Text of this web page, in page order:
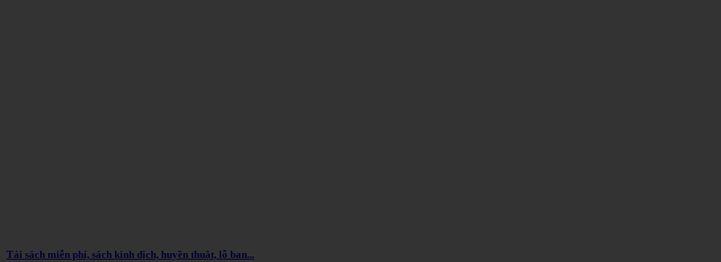
Tải sách miễn phí, sách kinh dịch, huyền thuật, lỗ ban...